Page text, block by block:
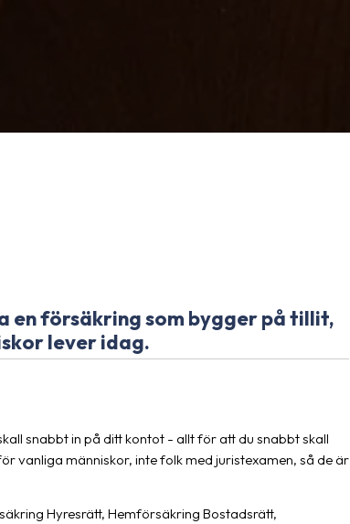
en försäkring som bygger på tillit,
lever idag.
snabbt in på ditt kontot - allt för att du snabbt skall
vanliga människor, inte folk med juristexamen, så de är
Hyresrätt, Hemförsäkring Bostadsrätt,